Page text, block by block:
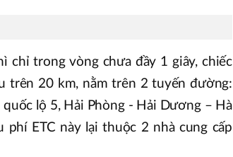
chỉ trong vòng chưa đầy 1 giây, chiếc
trên 20 km, nằm trên 2 tuyến đường:
lộ 5, Hải Phòng - Hải Dương – Hà
phí ETC này lại thuộc 2 nhà cung cấp